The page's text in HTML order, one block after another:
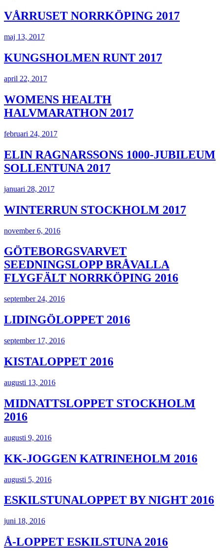
VÅRRUSET NORRKÖPING 2017
maj 13, 2017
KUNGSHOLMEN RUNT 2017
april 22, 2017
WOMENS HEALTH
HALVMARATHON 2017
februari 24, 2017
ELIN RAGNARSSONS 1000-JUBILEUM
SOLLENTUNA 2017
januari 28, 2017
WINTERRUN STOCKHOLM 2017
november 6, 2016
GÖTEBORGSVARVET
SEEDNINGSLOPP BRÅVALLA
FLYGFÄLT NORRKÖPING 2016
september 24, 2016
LIDINGÖLOPPET 2016
september 17, 2016
KISTALOPPET 2016
augusti 13, 2016
MIDNATTSLOPPET STOCKHOLM
2016
augusti 9, 2016
KK-JOGGEN KATRINEHOLM 2016
augusti 5, 2016
ESKILSTUNALOPPET BY NIGHT 2016
juni 18, 2016
Å-LOPPET ESKILSTUNA 2016